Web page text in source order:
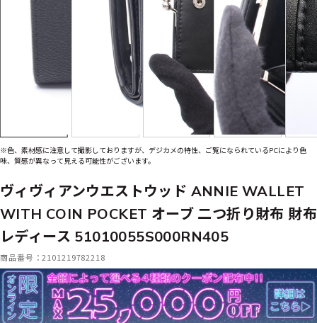
※色、素材感に注意して撮影しておりますが、デジカメの特性、ご覧になられているPCにより色
味、質感が異なって見える可能性がございます。
ヴィヴィアンウエストウッド ANNIE WALLET
WITH COIN POCKET オーブ 二つ折り財布 財布
レディース 51010055S000RN405
商品番号：2101219782218